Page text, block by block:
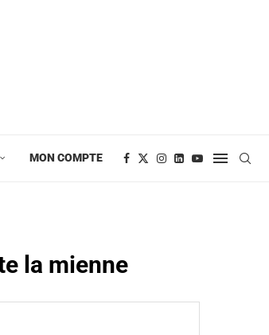
MON COMPTE
la mienne